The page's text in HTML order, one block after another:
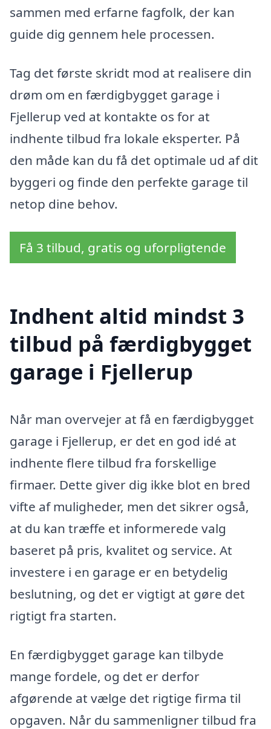
sammen med erfarne fagfolk, der kan
guide dig gennem hele processen.
Tag det første skridt mod at realisere din
drøm om en færdigbygget garage i
Fjellerup ved at kontakte os for at
indhente tilbud fra lokale eksperter. På
den måde kan du få det optimale ud af dit
byggeri og finde den perfekte garage til
netop dine behov.
Få 3 tilbud, gratis og uforpligtende
Indhent altid mindst 3
tilbud på færdigbygget
garage i Fjellerup
Når man overvejer at få en færdigbygget
garage i Fjellerup, er det en god idé at
indhente flere tilbud fra forskellige
firmaer. Dette giver dig ikke blot en bred
vifte af muligheder, men det sikrer også,
at du kan træffe et informerede valg
baseret på pris, kvalitet og service. At
investere i en garage er en betydelig
beslutning, og det er vigtigt at gøre det
rigtigt fra starten.
En færdigbygget garage kan tilbyde
mange fordele, og det er derfor
afgørende at vælge det rigtige firma til
opgaven. Når du sammenligner tilbud fra